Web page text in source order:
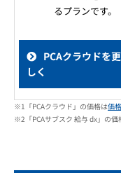
るプランです。
PCAクラウドを
しく
※1「PCAクラウド」の価格は価
※2「PCAサブスク 給与 dx」の価